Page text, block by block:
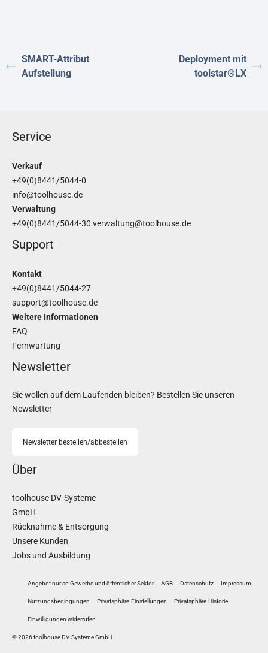
SMART-Attribut
Aufstellung
Deployment mit
toolstar®LX
Service
Verkauf
+49(0)8441/5044-0
info@toolhouse.de
Verwaltung
+49(0)8441/5044-30 verwaltung@toolhouse.de
Support
Kontakt
+49(0)8441/5044-27
support@toolhouse.de
Weitere Informationen
FAQ
Fernwartung
Newsletter
Sie wollen auf dem Laufenden bleiben? Bestellen Sie unseren
Newsletter
Newsletter bestellen/abbestellen
Über
toolhouse DV-Systeme
GmbH
Rücknahme & Entsorgung
Unsere Kunden
Jobs und Ausbildung
Angebot nur an Gewerbe und öffentlicher Sektor AGB Datenschutz Impressum
Nutzungsbedingungen Privatsphäre-Einstellungen Privatsphäre-Historie
Einwilligungen widerrufen
© 2026 toolhouse DV-Systeme GmbH